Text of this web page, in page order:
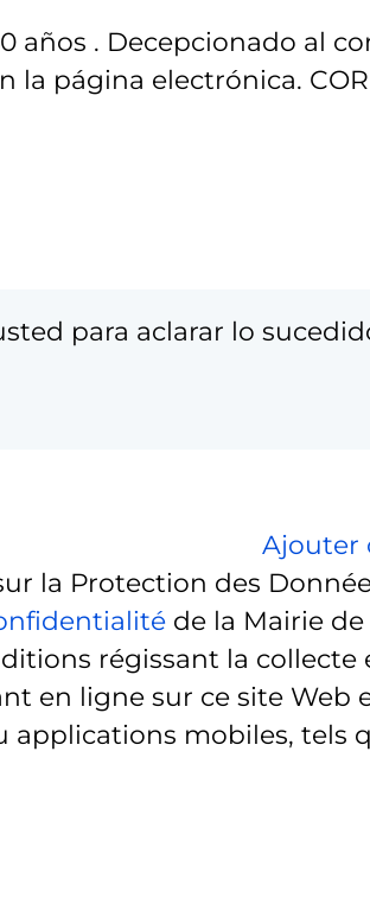
años . Decepcionado al
la página electrónica.
para aclarar lo
Ajouter
la Protection des
de la Mairie
régissant la collecte
en ligne sur ce site Web
applications mobiles, tels